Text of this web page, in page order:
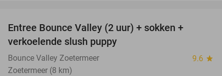
Entree Bounce Valley (2 uur) + sokken +
verkoelende slush puppy
Bounce Valley Zoetermeer 9.6 star
Zoetermeer (8 km)